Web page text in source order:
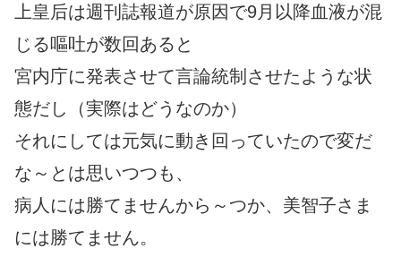
上皇后は週刊誌報道が原因で9月以降血液が混
じる嘔吐が数回あると
宮内庁に発表させて言論統制させたような状
態だし（実際はどうなのか）
それにしては元気に動き回っていたので変だ
な～とは思いつつも、
病人には勝てませんから～つか、美智子さま
には勝てません。